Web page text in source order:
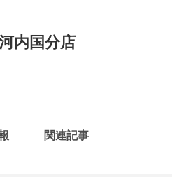
内国分店
関連記事